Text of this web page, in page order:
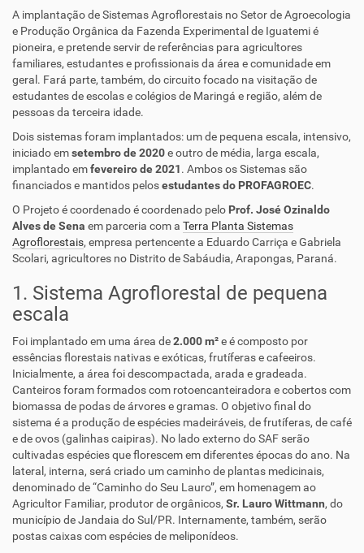
A implantação de Sistemas Agroflorestais no Setor de Agroecologia
e Produção Orgânica da Fazenda Experimental de Iguatemi é
pioneira, e pretende servir de referências para agricultores
familiares, estudantes e profissionais da área e comunidade em
geral. Fará parte, também, do circuito focado na visitação de
estudantes de escolas e colégios de Maringá e região, além de
pessoas da terceira idade.
Dois sistemas foram implantados: um de pequena escala, intensivo,
iniciado emsetembro de 2020e outro de média, larga escala,
implantado emfevereiro de 2021. Ambos os Sistemas são
financiados e mantidos pelosestudantes do PROFAGROEC.
O Projeto é coordenado é coordenado pelo Prof. José Ozinaldo
Alves de Sena em parceria com a Terra Planta Sistemas
Agroflorestais, empresa pertencente a Eduardo Carriça e Gabriela
Scolari, agricultores no Distrito de Sabáudia, Arapongas, Paraná.
1. Sistema Agroflorestal de pequena
escala
Foi implantado em uma área de2.000 m²e é composto por
essências florestais nativas e exóticas, frutíferas e cafeeiros.
Inicialmente, a área foi descompactada, arada e gradeada.
Canteiros foram formados com rotoencanteiradora e cobertos com
biomassa de podas de árvores e gramas. O objetivo final do
sistema é a produção de espécies madeiráveis, de frutíferas, de café
e de ovos (galinhas caipiras). No lado externo do SAF serão
cultivadas espécies que florescem em diferentes épocas do ano. Na
lateral, interna, será criado um caminho de plantas medicinais,
denominado de “Caminho do Seu Lauro”, em homenagem ao
Agricultor Familiar, produtor de orgânicos, Sr. Lauro Wittmann, do
município de Jandaia do Sul/PR. Internamente, também, serão
postas caixas com espécies de meliponídeos.